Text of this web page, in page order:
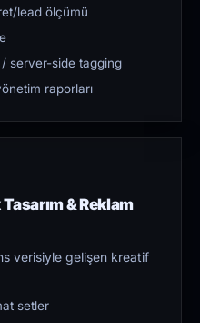
lead ölçümü
server-side tagging
raporları
& Reklam
verisiyle gelişen kreatif
setler